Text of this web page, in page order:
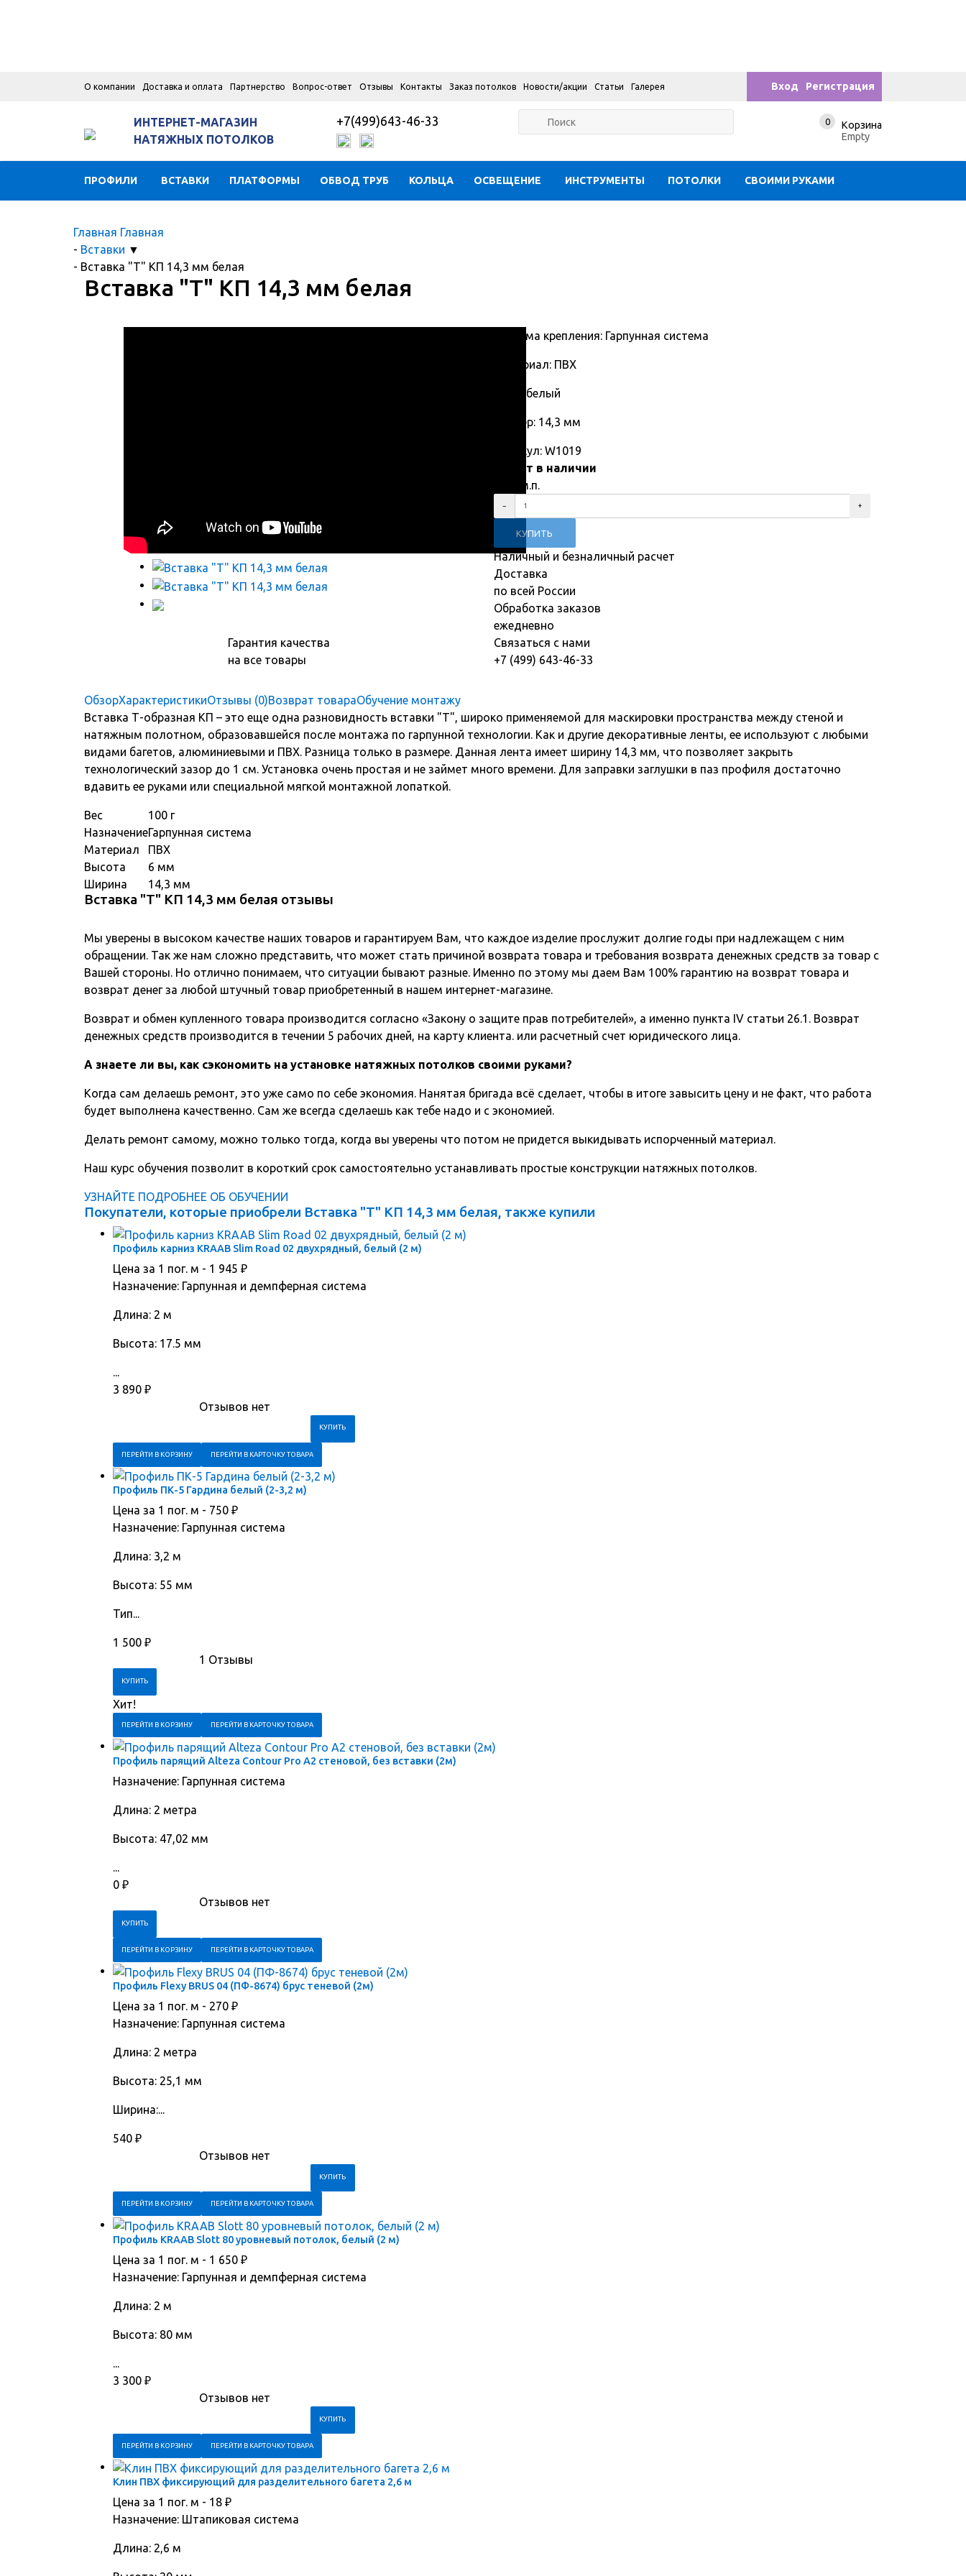
О компании Доставка и оплата Партнерство Вопрос-ответ Отзывы Контакты Заказ потолков Новости/акции Статьи Галерея Вход Регистрация
ИНТЕРНЕТ-МАГАЗИН
НАТЯЖНЫХ ПОТОЛКОВ
+7(499)643-46-33 0
Корзина
Empty
ПРОФИЛИ ВСТАВКИ ПЛАТФОРМЫ ОБВОД ТРУБ КОЛЬЦА ОСВЕЩЕНИЕ ИНСТРУМЕНТЫ ПОТОЛКИ СВОИМИ РУКАМИ
Главная Главная
- Вставки ▼
- Вставка "Т" КП 14,3 мм белая
Вставка "Т" КП 14,3 мм белая
Система крепления: Гарпунная система
Материал: ПВХ
Цвет: белый
Размер: 14,3 мм
Артикул: W1019
Нет в наличии
/м.п.
Наличный и безналичный расчет
Доставка
по всей России
Обработка заказов
ежедневно
Гарантия качества
на все товары
Связаться с нами
+7 (499) 643-46-33
ОбзорХарактеристикиОтзывы (0)Возврат товараОбучение монтажу
Вставка Т-образная КП – это еще одна разновидность вставки "Т", широко применяемой для маскировки пространства между стеной и
натяжным полотном, образовавшейся после монтажа по гарпунной технологии. Как и другие декоративные ленты, ее используют с любыми
видами багетов, алюминиевыми и ПВХ. Разница только в размере. Данная лента имеет ширину 14,3 мм, что позволяет закрыть
технологический зазор до 1 см. Установка очень простая и не займет много времени. Для заправки заглушки в паз профиля достаточно
вдавить ее руками или специальной мягкой монтажной лопаткой.
Вес
100 г
НазначениеГарпунная система
Материал
ПВХ
Высота
6 мм
Ширина
14,3 мм
Вставка "Т" КП 14,3 мм белая отзывы
Мы уверены в высоком качестве наших товаров и гарантируем Вам, что каждое изделие прослужит долгие годы при надлежащем с ним
обращении. Так же нам сложно представить, что может стать причиной возврата товара и требования возврата денежных средств за товар с
Вашей стороны. Но отлично понимаем, что ситуации бывают разные. Именно по этому мы даем Вам 100% гарантию на возврат товара и
возврат денег за любой штучный товар приобретенный в нашем интернет-магазине.
Возврат и обмен купленного товара производится согласно «Закону о защите прав потребителей», а именно пункта IV статьи 26.1. Возврат
денежных средств производится в течении 5 рабочих дней, на карту клиента. или расчетный счет юридического лица.
А знаете ли вы, как сэкономить на установке натяжных потолков своими руками?
Когда сам делаешь ремонт, это уже само по себе экономия. Нанятая бригада всё сделает, чтобы в итоге завысить цену и не факт, что работа
будет выполнена качественно. Сам же всегда сделаешь как тебе надо и с экономией.
Делать ремонт самому, можно только тогда, когда вы уверены что потом не придется выкидывать испорченный материал.
Наш курс обучения позволит в короткий срок самостоятельно устанавливать простые конструкции натяжных потолков.
УЗНАЙТЕ ПОДРОБНЕЕ ОБ ОБУЧЕНИИ
Покупатели, которые приобрели Вставка "Т" КП 14,3 мм белая, также купили
Профиль карниз KRAAB Slim Road 02 двухрядный, белый (2 м)
Цена за 1 пог. м - 1 945 ₽
Назначение: Гарпунная и демпферная система
Длина: 2 м
Высота: 17.5 мм
...
3 890 ₽
Отзывов нет
ПЕРЕЙТИ В КОРЗИНУ ПЕРЕЙТИ В КАРТОЧКУ ТОВАРА
Профиль ПК-5 Гардина белый (2-3,2 м)
Цена за 1 пог. м - 750 ₽
Назначение: Гарпунная система
Длина: 3,2 м
Высота: 55 мм
Тип...
1 500 ₽
1 Отзывы
Хит!
ПЕРЕЙТИ В КОРЗИНУ ПЕРЕЙТИ В КАРТОЧКУ ТОВАРА
Профиль парящий Alteza Contour Pro А2 стеновой, без вставки (2м)
Назначение: Гарпунная система
Длина: 2 метра
Высота: 47,02 мм
...
0 ₽
Отзывов нет
ПЕРЕЙТИ В КОРЗИНУ ПЕРЕЙТИ В КАРТОЧКУ ТОВАРА
Профиль Flexy BRUS 04 (ПФ-8674) брус теневой (2м)
Цена за 1 пог. м - 270 ₽
Назначение: Гарпунная система
Длина: 2 метра
Высота: 25,1 мм
Ширина:...
540 ₽
Отзывов нет
ПЕРЕЙТИ В КОРЗИНУ ПЕРЕЙТИ В КАРТОЧКУ ТОВАРА
Профиль KRAAB Slott 80 уровневый потолок, белый (2 м)
Цена за 1 пог. м - 1 650 ₽
Назначение: Гарпунная и демпферная система
Длина: 2 м
Высота: 80 мм
...
3 300 ₽
Отзывов нет
ПЕРЕЙТИ В КОРЗИНУ ПЕРЕЙТИ В КАРТОЧКУ ТОВАРА
Клин ПВХ фиксирующий для разделительного багета 2,6 м
Цена за 1 пог. м - 18 ₽
Назначение: Штапиковая система
Длина: 2,6 м